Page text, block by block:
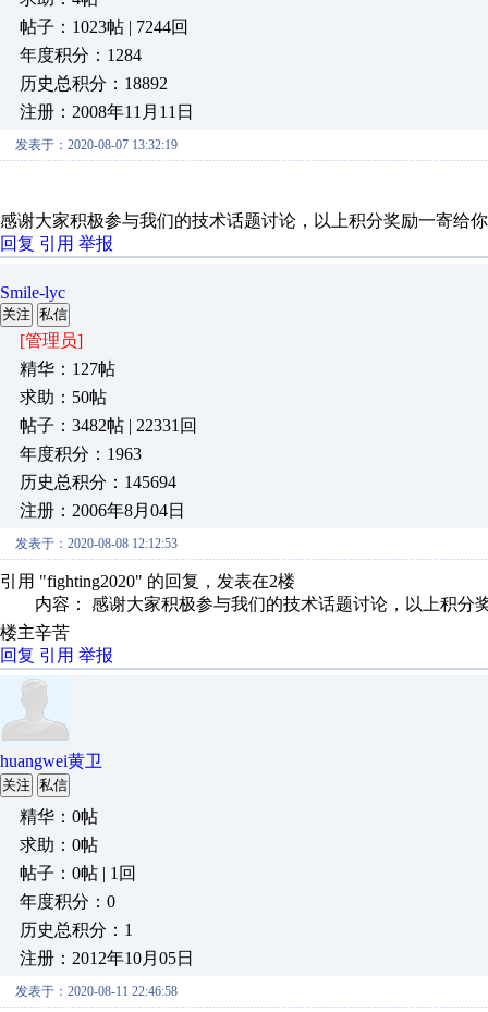
帖子：1023帖 | 7244回
年度积分：1284
历史总积分：18892
注册：2008年11月11日
发表于：2020-08-07 13:32:19
感谢大家积极参与我们的技术话题讨论，以上积分奖励一寄给
回复 引用 举报
Smile-lyc
关注 私信
[管理员]
精华：127帖
求助：50帖
帖子：3482帖 | 22331回
年度积分：1963
历史总积分：145694
注册：2006年8月04日
发表于：2020-08-08 12:12:53
引用 "fighting2020" 的回复，发表在2楼
内容： 感谢大家积极参与我们的技术话题讨论，以上积分
楼主辛苦
回复 引用 举报
huangwei黄卫
关注 私信
精华：0帖
求助：0帖
帖子：0帖 | 1回
年度积分：0
历史总积分：1
注册：2012年10月05日
发表于：2020-08-11 22:46:58